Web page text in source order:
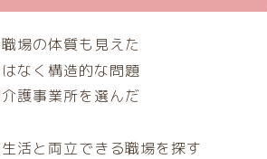
場の体質も見えた
なく構造的な問題
護事業所を選んだ
活と両立できる職場を探す